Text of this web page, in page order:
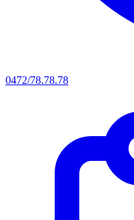
0472/78.78.78